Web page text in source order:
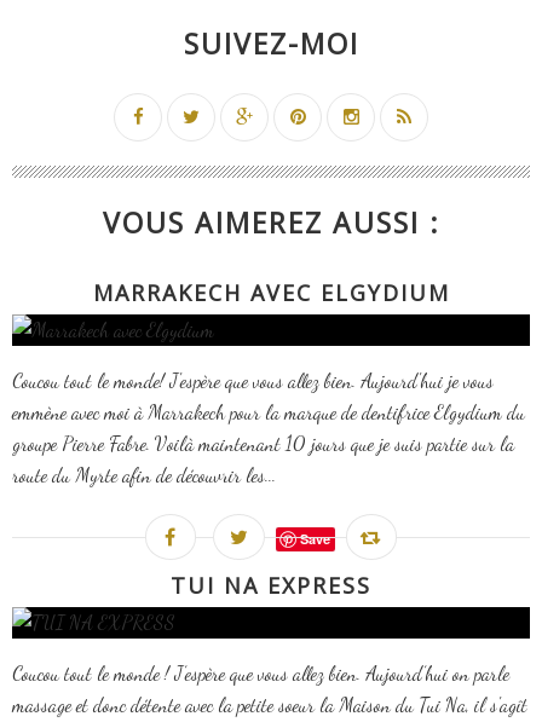
SUIVEZ-MOI
VOUS AIMEREZ AUSSI :
MARRAKECH AVEC ELGYDIUM
Coucou tout le monde! J'espère que vous allez bien. Aujourd'hui je vous
emmène avec moi à Marrakech pour la marque de dentifrice Elgydium du
groupe Pierre Fabre. Voilà maintenant 10 jours que je suis partie sur la
route du Myrte afin de découvrir les...
Save
TUI NA EXPRESS
Coucou tout le monde ! J’espère que vous allez bien. Aujourd’hui on parle
massage et donc détente avec la petite soeur la Maison du Tui Na, il s'agît